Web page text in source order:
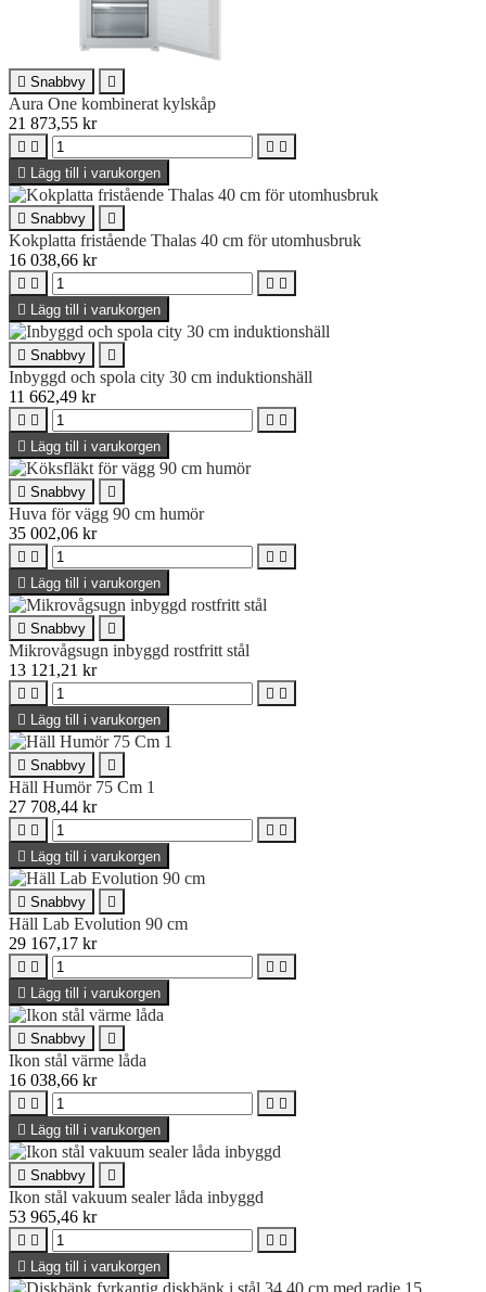
 Snabbvy 
Aura One kombinerat kylskåp
21 873,55 kr
   
 Lägg till i varukorgen
 Snabbvy 
Kokplatta fristående Thalas 40 cm för utomhusbruk
16 038,66 kr
   
 Lägg till i varukorgen
 Snabbvy 
Inbyggd och spola city 30 cm induktionshäll
11 662,49 kr
   
 Lägg till i varukorgen
 Snabbvy 
Huva för vägg 90 cm humör
35 002,06 kr
   
 Lägg till i varukorgen
 Snabbvy 
Mikrovågsugn inbyggd rostfritt stål
13 121,21 kr
   
 Lägg till i varukorgen
 Snabbvy 
Häll Humör 75 Cm 1
27 708,44 kr
   
 Lägg till i varukorgen
 Snabbvy 
Häll Lab Evolution 90 cm
29 167,17 kr
   
 Lägg till i varukorgen
 Snabbvy 
Ikon stål värme låda
16 038,66 kr
   
 Lägg till i varukorgen
 Snabbvy 
Ikon stål vakuum sealer låda inbyggd
53 965,46 kr
   
 Lägg till i varukorgen